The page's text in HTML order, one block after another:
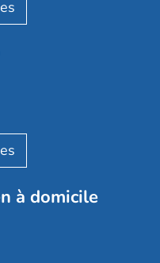
à domicile